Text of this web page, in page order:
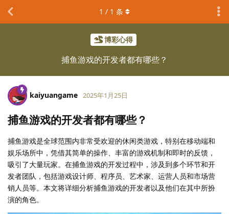
博彩心得
捕鱼游戏的开发者都有哪些？
1 / 1 条
kaiyuangame 2025年1月25日
捕鱼游戏的开发者都有哪些？
捕鱼游戏是全球范围内非常受欢迎的休闲类游戏，特别在移动端和
娱乐场所中，凭借其简单的操作、丰富的游戏机制和即时的反馈，
吸引了大量玩家。在捕鱼游戏的开发过程中，涉及到多个环节和开
发者团队，包括游戏设计师、程序员、艺术家、运营人员和市场营
销人员等。本文将详细分析捕鱼游戏的开发者以及他们在其中所扮
演的角色。